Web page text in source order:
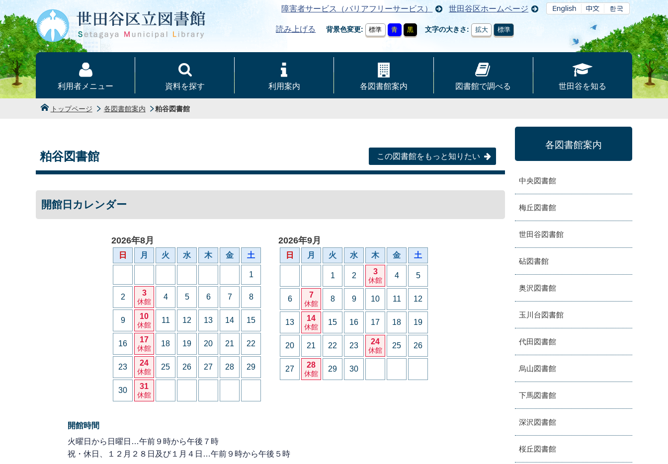
本文へ
障害者サービス（バリアフリーサービス） 世田谷区ホームページ
読み上げる 背景色変更 標準 青 黒 文字の大きさ 拡大 標準
利用者メニュー 資料を探す 利用案内 各図書館案内 図書館で調べる 世田谷を知る
トップページ 各図書館案内 粕谷図書館
粕谷図書館 この図書館をもっと知りたい
開館日カレンダー
2026年8月
日 月 火 水 木 金 土
1
2 3
休館
4 5 6 7 8
9 10
休館
11 12 13 14 15
16 17
休館
18 19 20 21 22
23 24
休館
25 26 27 28 29
30 31
休館
2026年9月
日 月 火 水 木 金 土
1 2 3
休館
4 5
6 7
休館
8 9 10 11 12
13 14
休館
15 16 17 18 19
20 21 22 23 24
休館
25 26
27 28
休館
29 30
開館時間
火曜日から日曜日…午前９時から午後７時
祝・休日、１２月２８日及び１月４日…午前９時から午後５時
各図書館案内
中央図書館
梅丘図書館
世田谷図書館
砧図書館
奥沢図書館
玉川台図書館
代田図書館
烏山図書館
下馬図書館
深沢図書館
桜丘図書館